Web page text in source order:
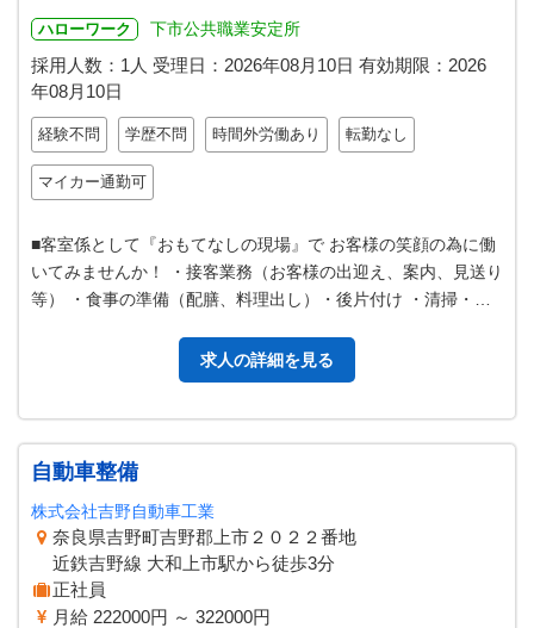
ハローワーク 下市公共職業安定所
採用人数：1人 受理日： 2026年08月10日 有効期限： 2026
年08月10日
経験不問 学歴不問 時間外労働あり 転勤なし
マイカー通勤可
■客室係として『おもてなしの現場』で お客様の笑顔の為に働
いてみませんか！ ・接客業務（お客様の出迎え、案内、見送り
等） ・食事の準備（配膳、料理出し）・後片付け ・清掃・客
求人の詳細を見る
自動車整備
株式会社吉野自動車工業
奈良県吉野町吉野郡上市２０２２番地
近鉄吉野線 大和上市駅から徒歩3分
正社員
月給 222000円 ～ 322000円